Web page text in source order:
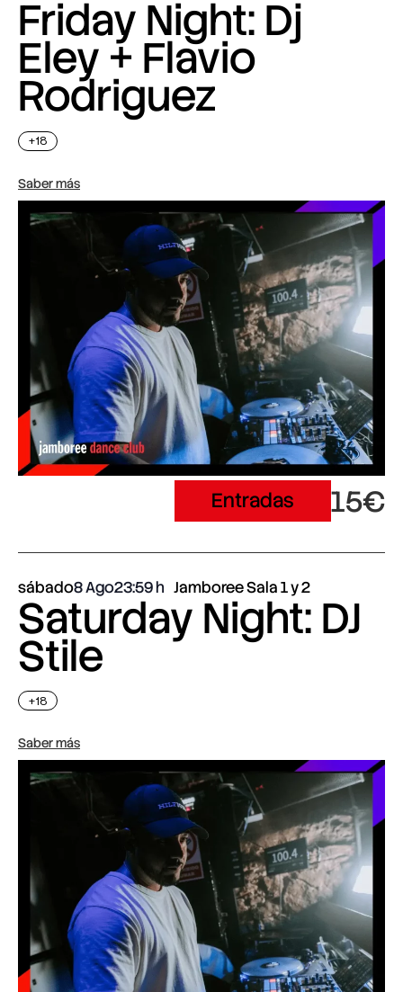
Friday Night: Dj
Eley + Flavio
Rodriguez
+18
Saber más
Entradas 15€
sábado8 Ago23:59 Jamboree Sala 1 y 2
Saturday Night: DJ
Stile
+18
Saber más